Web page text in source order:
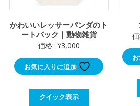
かわいいレッサーパンダのト
ートバック｜動物雑貨
価格: ¥3,000
お気に入りに追加
クイック表示